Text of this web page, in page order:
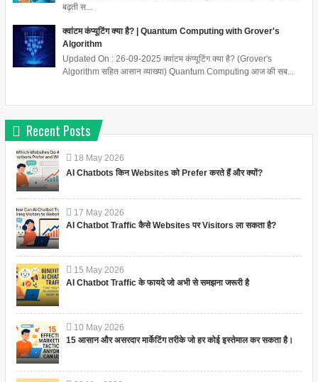
बढ़ती स...
क्वांटम कंप्यूटिंग क्या है? | Quantum Computing with Grover's
Algorithm
Updated On : 26-09-2025 क्वांटम कंप्यूटिंग क्या है? (Grover's
Algorithm सहित आसान व्याख्या) Quantum Computing आज की सब...
Recent Posts
18 May 2026
AI Chatbots किन Websites को Prefer करते हैं और क्यों?
17 May 2026
AI Chatbot Traffic कैसे Websites पर Visitors ला सकता है?
15 May 2026
AI Chatbot Traffic के फायदे जो अभी से समझना जरूरी है
10 May 2026
15 आसान और असरदार मार्केटिंग तरीके जो हर कोई इस्तेमाल कर सकता है।